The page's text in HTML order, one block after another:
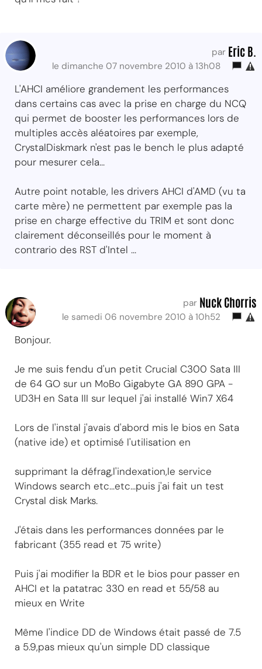
par Eric B.
le dimanche 07 novembre 2010 à 13h08
L'AHCI améliore grandement les performances
dans certains cas avec la prise en charge du NCQ
qui permet de booster les performances lors de
multiples accès aléatoires par exemple,
CrystalDiskmark n'est pas le bench le plus adapté
pour mesurer cela...
Autre point notable, les drivers AHCI d'AMD (vu ta
carte mère) ne permettent par exemple pas la
prise en charge effective du TRIM et sont donc
clairement déconseillés pour le moment à
contrario des RST d'Intel ...
par Nuck Chorris
le samedi 06 novembre 2010 à 10h52
Bonjour.
Je me suis fendu d'un petit Crucial C300 Sata III
de 64 GO sur un MoBo Gigabyte GA 890 GPA -
UD3H en Sata III sur lequel j'ai installé Win7 X64
Lors de l'instal j'avais d'abord mis le bios en Sata
(native ide) et optimisé l'utilisation en
supprimant la défrag,l'indexation,le service
Windows search etc...etc...puis j'ai fait un test
Crystal disk Marks.
J'étais dans les performances données par le
fabricant (355 read et 75 write)
Puis j'ai modifier la BDR et le bios pour passer en
AHCI et la patatrac 330 en read et 55/58 au
mieux en Write
Même l'indice DD de Windows était passé de 7.5
a 5.9,pas mieux qu'un simple DD classique